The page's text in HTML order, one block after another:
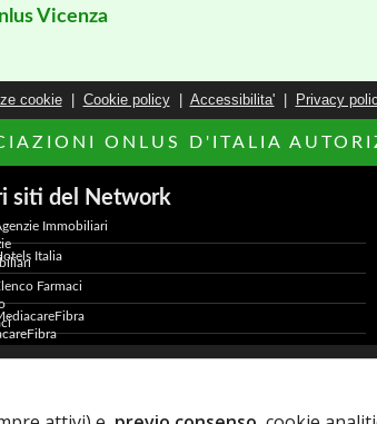
Vicenza
cookie| Cookie policy| Accessibilita'| Privacy
ONLUS D'ITALIA
siti del Network
Immobiliari
Italia
Farmaci